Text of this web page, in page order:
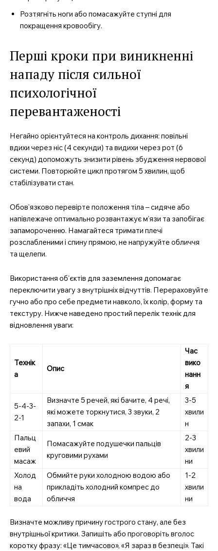
Розтягніть ноги або помасажуйте ступні для
покращення кровообігу.
Перші кроки при виникненні
нападу після сильної
психологічної
перевантаженості
Негайно орієнтуйтеся на контроль дихання: повільні
вдихи через ніс (4 секунди) та видихи через рот (6
секунд) допоможуть знизити рівень збудження нервової
системи. Повторюйте цикл протягом 5 хвилин, щоб
стабілізувати стан.
Обов’язково перевірте положення тіла – сидяче або
напівлежаче оптимально розвантажує м’язи та запобігає
запамороченню. Намагайтеся тримати плечі
розслабленими і спину прямою, не напружуйте обличчя
та щелепи.
Використання об’єктів для заземлення допомагає
переключити увагу з внутрішніх відчуттів. Перераховуйте
гучно або про себе предмети навколо, їх колір, форму та
текстуру. Нижче наведено простий перелік технік для
відновлення уваги:
Технік
а
Опис
Час
вико
нанн
я
5-4-3-
2-1
Визначте 5 речей, які бачите, 4 речі,
які можете торкнутися, 3 звуки, 2
запахи, 1 смак
3-5
хвили
н
Пальц
евий
масаж
Помасажуйте подушечки пальців
круговими рухами
2-3
хвили
ни
Холод
на
вода
Обмийте руки холодною водою або
прикладіть холодний компрес до
обличчя
1-2
хвили
ни
Визначте можливу причину гострого стану, але без
внутрішньої критики. Запишіть або проговоріть вголос
коротку фразу: «Це тимчасово», «Я зараз в безпеці». Такі